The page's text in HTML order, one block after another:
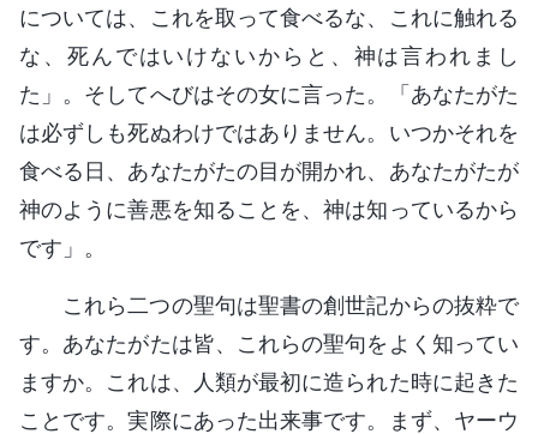
については、これを取って食べるな、これに触れる
な、死んではいけないからと、神は言われまし
た」。そしてへびはその女に言った。「あなたがた
は必ずしも死ぬわけではありません。いつかそれを
食べる日、あなたがたの目が開かれ、あなたがたが
神のように善悪を知ることを、神は知っているから
です」。
これら二つの聖句は聖書の創世記からの抜粋で
す。あなたがたは皆、これらの聖句をよく知ってい
ますか。これは、人類が最初に造られた時に起きた
ことです。実際にあった出来事です。まず、ヤーウ